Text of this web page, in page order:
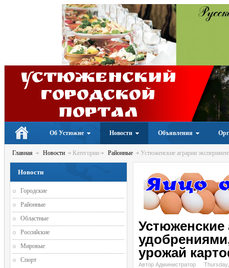
Устюженский
Городской
портал
Об Устюжне Новости Объявления
Главная Новости Категории Районные Устюженские аграрии
Устюженские
урожай
Автор Администратор
Новости
Городские
Районные
Областные
Российские
Мировые
Спорт